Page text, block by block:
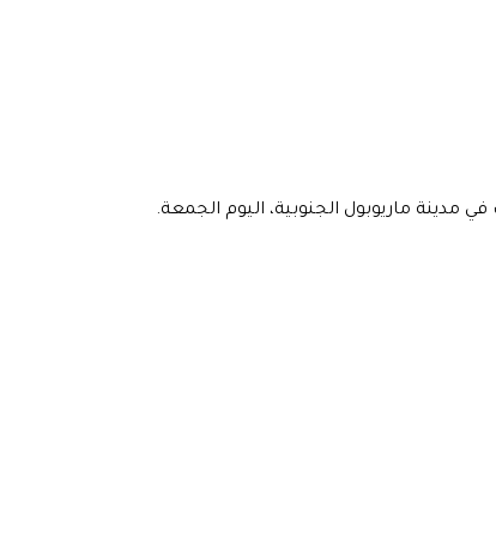
مدينة ماريوبول الجنوبية، اليوم الجمعة.